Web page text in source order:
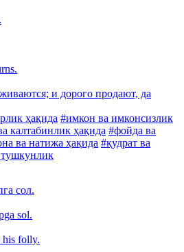
и дорого продают, да
ҳақида #имкон ва имконсизлик
калтабинлик ҳақида #фойда ва
ва натижа ҳақида #қудрат ва
сол.
sol.
his folly.